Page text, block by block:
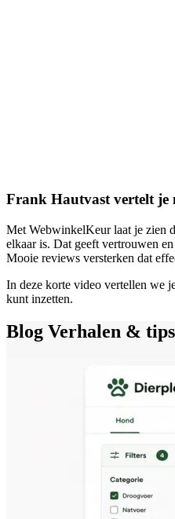
Frank Hautvast vertelt je
Met WebwinkelKeur laat je zien
elkaar is. Dat geeft vertrouwen
Mooie reviews versterken dat
In deze korte video vertellen we
kunt inzetten.
Blog Verhalen & tips